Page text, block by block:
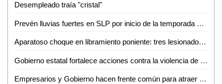
Desempleado traía "cristal"
Prevén lluvias fuertes en SLP por inicio de la temporada de huracanes
Aparatoso choque en libramiento poniente: tres lesionados, dos de ellos graves
Gobierno estatal fortalece acciones contra la violencia de género
Empresarios y Gobierno hacen frente común para atraer nuevas empresas a SLP